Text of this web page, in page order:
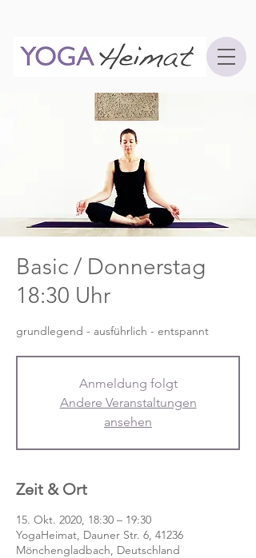
Basic / Donnerstag
18:30 Uhr
grundlegend - ausführlich - entspannt
Anmeldung folgt
Andere Veranstaltungen
ansehen
Zeit & Ort
15. Okt. 2020, 18:30 – 19:30
YogaHeimat, Dauner Str. 6, 41236
Mönchengladbach, Deutschland